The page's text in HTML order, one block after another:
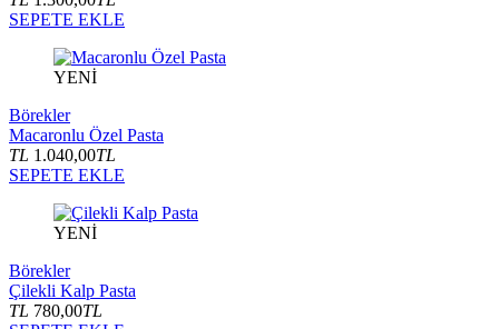
SEPETE EKLE
YENİ
Börekler
Macaronlu Özel Pasta
TL 1.040,00TL
SEPETE EKLE
YENİ
Börekler
Çilekli Kalp Pasta
TL 780,00TL